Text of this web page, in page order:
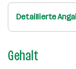
Detaillierte
Gehalt